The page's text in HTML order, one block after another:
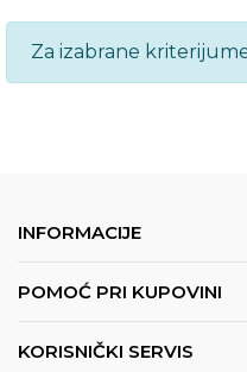
Za izabrane
INFORMACIJE
POMOĆ PRI KUPOVINI
KORISNIČKI SERVIS